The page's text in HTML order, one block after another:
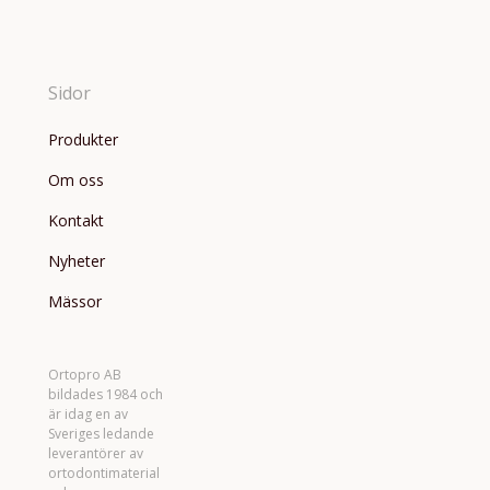
Sidor
Produkter
Om oss
Kontakt
Nyheter
Mässor
Ortopro AB
bildades 1984 och
är idag en av
Sveriges ledande
leverantörer av
ortodontimaterial